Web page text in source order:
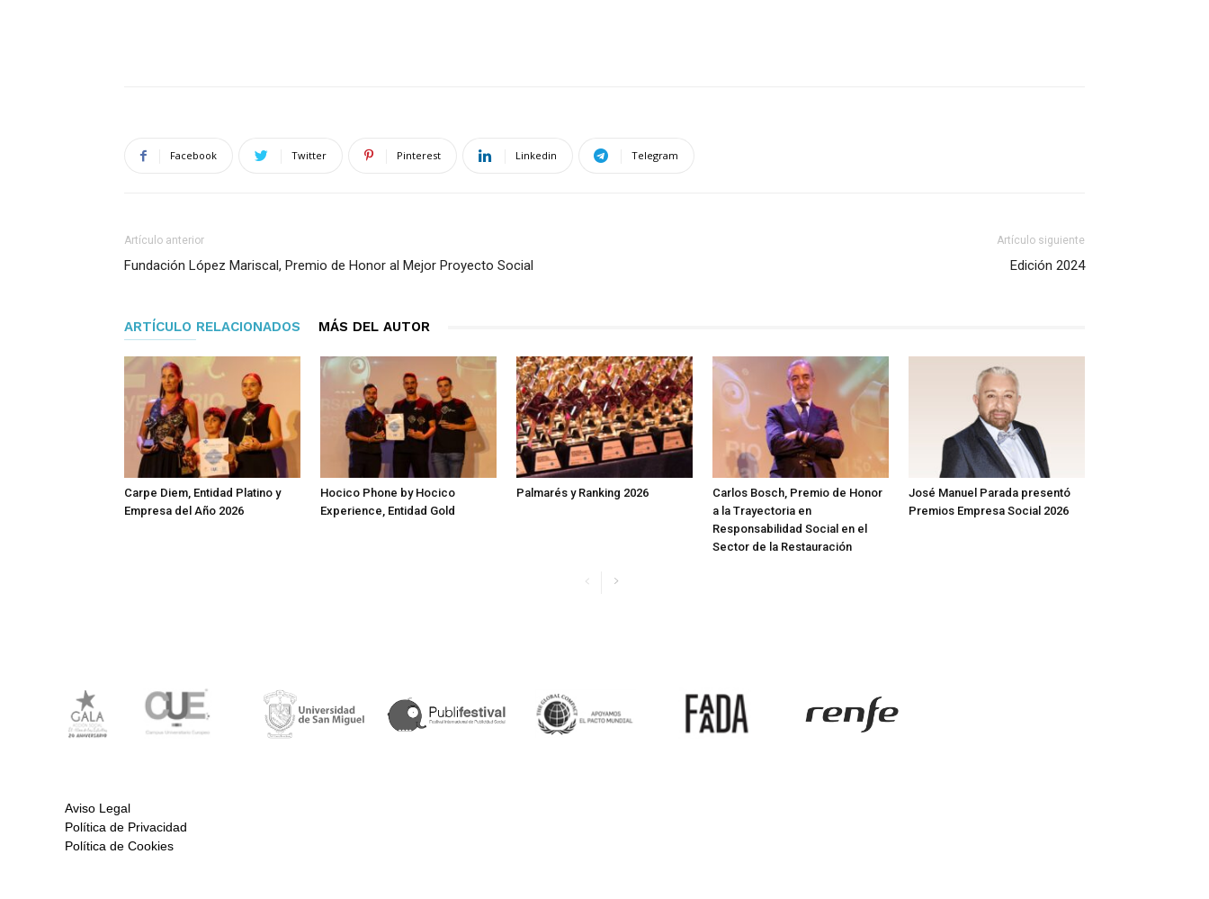
Facebook Twitter Pinterest Linkedin Telegram
Artículo anterior
Fundación López Mariscal, Premio de Honor al Mejor Proyecto Social
Artículo siguiente
Edición 2024
ARTÍCULO RELACIONADOS MÁS DEL AUTOR
Carpe Diem, Entidad Platino y
Empresa del Año 2026
Hocico Phone by Hocico
Experience, Entidad Gold
Palmarés y Ranking 2026
Carlos Bosch, Premio de Honor
a la Trayectoria en
Responsabilidad Social en el
Sector de la Restauración
José Manuel Parada presentó
Premios Empresa Social 2026
Aviso Legal
Política de Privacidad
Política de Cookies